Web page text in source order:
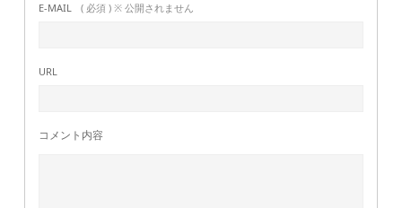
E-MAIL ( 必須 ) ※ 公開されません
URL
コメント内容